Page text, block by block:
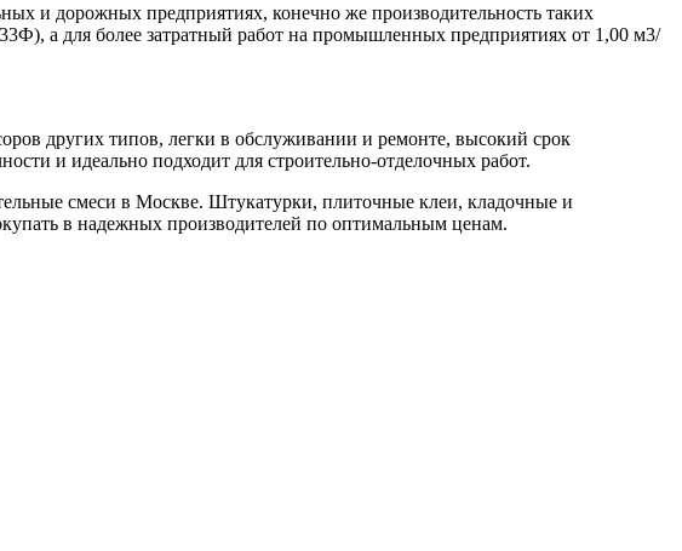
и дорожных предприятиях, конечно же производительность таких
а для более затратный работ на промышленных предприятиях от 1,00 м3/
других типов, легки в обслуживании и ремонте, высокий срок
и идеально подходит для строительно-отделочных работ.
смеси в Москве. Штукатурки, плиточные клеи, кладочные и
в надежных производителей по оптимальным ценам.